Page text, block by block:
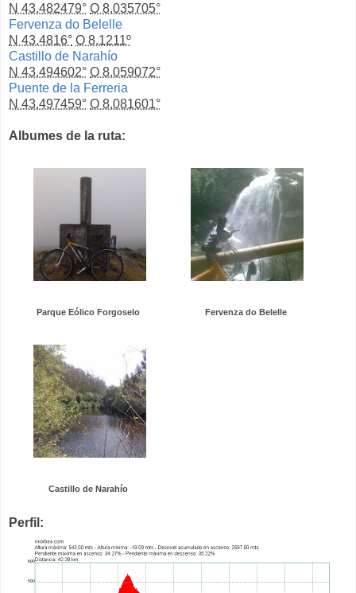
N 43.482479° O 8.035705°
Fervenza do Belelle
N 43.4816° O 8.1211º
Castillo de Narahío
N 43.494602° O 8.059072°
Puente de la Ferreria
N 43.497459° O 8.081601°
Albumes de la ruta:
Parque Eólico Forgoselo Fervenza do Belelle
Castillo de Narahío
Perfil: